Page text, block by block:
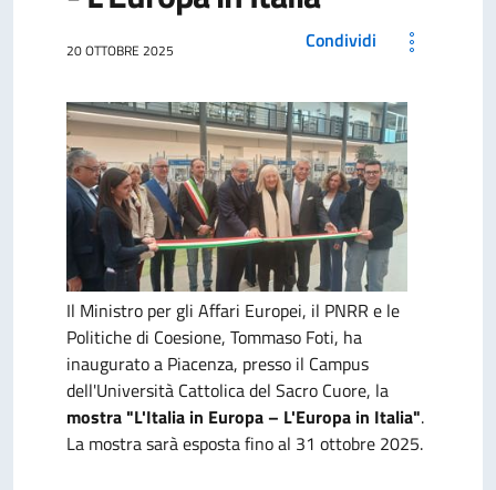
20 OTTOBRE 2025 Condividi
Il Ministro per gli Affari Europei, il PNRR e le
Politiche di Coesione, Tommaso Foti, ha
inaugurato a Piacenza, presso il Campus
dell'Università Cattolica del Sacro Cuore, la
mostra "L'Italia in Europa – L'Europa in Italia".
La mostra sarà esposta fino al 31 ottobre 2025.